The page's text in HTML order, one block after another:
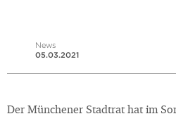
News
05.03.2021
Der Münchener Stadtrat hat im